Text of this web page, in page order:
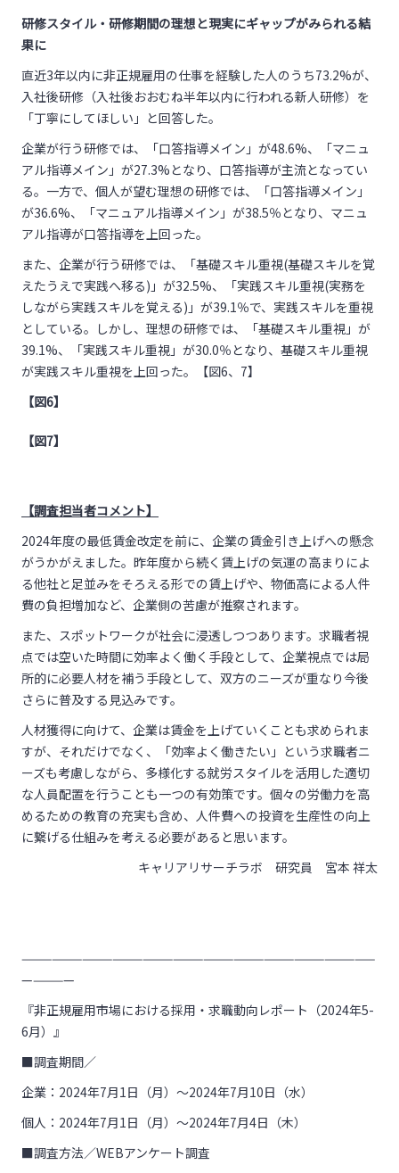
研修スタイル・研修期間の理想と現実にギャップがみられる結
果に
直近3年以内に非正規雇用の仕事を経験した人のうち73.2%が、
入社後研修（入社後おおむね半年以内に行われる新人研修）を
「丁寧にしてほしい」と回答した。
企業が行う研修では、「口答指導メイン」が48.6%、「マニュ
アル指導メイン」が27.3%となり、口答指導が主流となってい
る。一方で、個人が望む理想の研修では、「口答指導メイン」
が36.6%、「マニュアル指導メイン」が38.5％となり、マニュ
アル指導が口答指導を上回った。
また、企業が行う研修では、「基礎スキル重視(基礎スキルを覚
えたうえで実践へ移る)」が32.5%、「実践スキル重視(実務を
しながら実践スキルを覚える)」が39.1％で、実践スキルを重視
としている。しかし、理想の研修では、「基礎スキル重視」が
39.1%、「実践スキル重視」が30.0％となり、基礎スキル重視
が実践スキル重視を上回った。【図6、7】
【図6】
【図7】
【調査担当者コメント】
2024年度の最低賃金改定を前に、企業の賃金引き上げへの懸念
がうかがえました。昨年度から続く賃上げの気運の高まりによ
る他社と足並みをそろえる形での賃上げや、物価高による人件
費の負担増加など、企業側の苦慮が推察されます。
また、スポットワークが社会に浸透しつつあります。求職者視
点では空いた時間に効率よく働く手段として、企業視点では局
所的に必要人材を補う手段として、双方のニーズが重なり今後
さらに普及する見込みです。
人材獲得に向けて、企業は賃金を上げていくことも求められま
すが、それだけでなく、「効率よく働きたい」という求職者ニ
ーズも考慮しながら、多様化する就労スタイルを活用した適切
な人員配置を行うことも一つの有効策です。個々の労働力を高
めるための教育の充実も含め、人件費への投資を生産性の向上
に繋げる仕組みを考える必要があると思います。
キャリアリサーチラボ 研究員 宮本 祥太
———————————————————————————————————
—————
『非正規雇用市場における採用・求職動向レポート（2024年5-
6月）』
■調査期間／
企業：2024年7月1日（月）～2024年7月10日（水）
個人：2024年7月1日（月）～2024年7月4日（木）
■調査方法／WEBアンケート調査